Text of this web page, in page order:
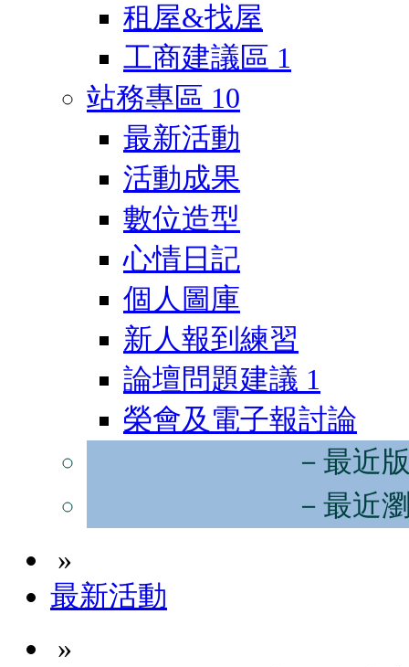
租屋&找屋
工商建議區 1
站務專區 10
最新活動
活動成果
數位造型
心情日記
個人圖庫
新人報到練習
論壇問題建議 1
榮會及電子報討論
－最近
－最近
»
最新活動
»